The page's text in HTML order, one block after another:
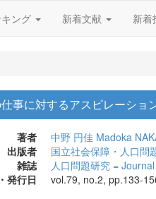
ング 新着文献 新着
仕事に対するアスピレーシ
著者 中野 円佳 Madoka
出版者
国立社会保障・人口問
雑誌
人口問題研究 =
発行日
vol.79, no.2, pp.133-